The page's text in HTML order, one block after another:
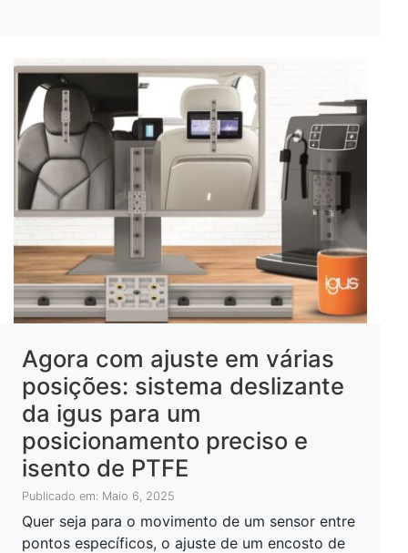
Agora com ajuste em várias
posições: sistema deslizante
da igus para um
posicionamento preciso e
isento de PTFE
Publicado em: Maio 6, 2025
Quer seja para o movimento de um sensor entre
pontos específicos, o ajuste de um encosto de